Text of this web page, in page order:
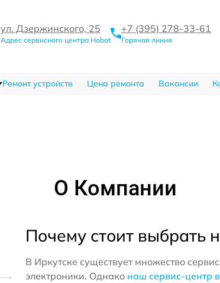
ул. Дзержинского, 25
Адрес сервисного центра Hobot
+7 (395) 278-33-61
Горячая линия
Ремонт устройств Цена ремонта Вакансии
О Компании
Почему стоит выбрать
В Иркутске существует множество
электроники. Однако наш сервис-центр